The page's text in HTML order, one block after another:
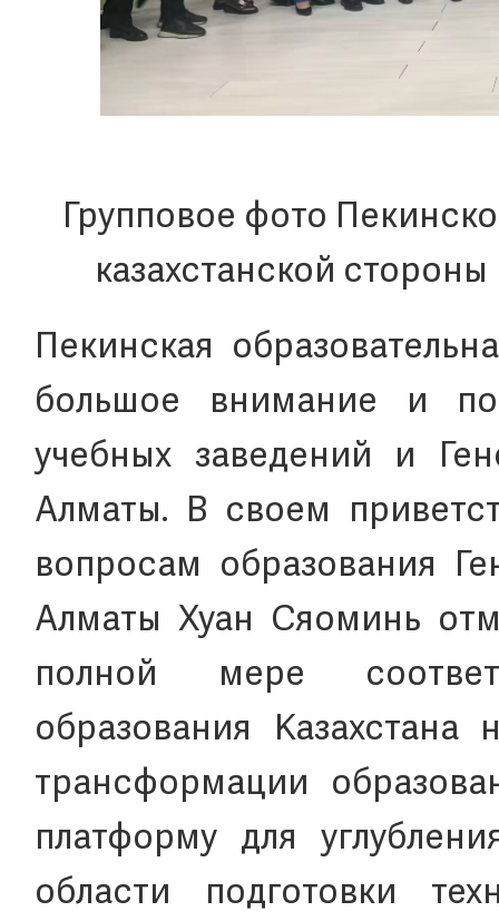
Групповое фото
казахстанской
Пекинская
большое внимание и
учебных заведений и
Алматы. В своем
вопросам образования
Алматы Хуан Сяоминь
полной мере
образования
трансформации
платформу для
области подготовки